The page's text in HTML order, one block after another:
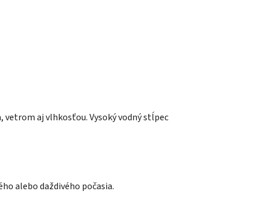
vetrom aj vlhkosťou. Vysoký vodný stĺpec
alebo daždivého počasia.